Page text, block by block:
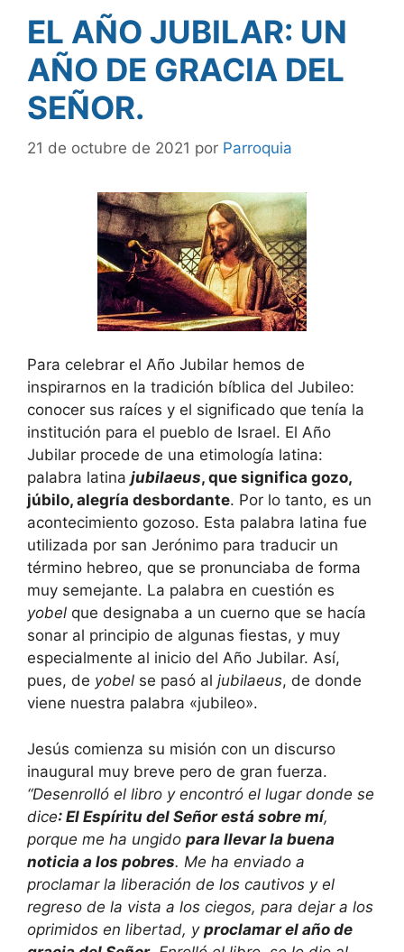
EL AÑO JUBILAR: UN
AÑO DE GRACIA DEL
SEÑOR.
21 de octubre de 2021 por Parroquia
Para celebrar el Año Jubilar hemos de
inspirarnos en la tradición bíblica del Jubileo:
conocer sus raíces y el significado que tenía la
institución para el pueblo de Israel. El Año
Jubilar procede de una etimología latina:
palabra latina jubilaeus, que significa gozo,
júbilo, alegría desbordante. Por lo tanto, es un
acontecimiento gozoso. Esta palabra latina fue
utilizada por san Jerónimo para traducir un
término hebreo, que se pronunciaba de forma
muy semejante. La palabra en cuestión es
yobel que designaba a un cuerno que se hacía
sonar al principio de algunas fiestas, y muy
especialmente al inicio del Año Jubilar. Así,
pues, de yobel se pasó al jubilaeus, de donde
viene nuestra palabra «jubileo».
Jesús comienza su misión con un discurso
inaugural muy breve pero de gran fuerza.
“Desenrolló el libro y encontró el lugar donde se
dice: El Espíritu del Señor está sobre mí,
porque me ha ungido para llevar la buena
noticia a los pobres. Me ha enviado a
proclamar la liberación de los cautivos y el
regreso de la vista a los ciegos, para dejar a los
oprimidos en libertad, y proclamar el año de